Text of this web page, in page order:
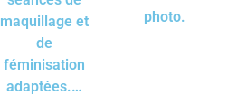
maquillage et
de
féminisation
adaptées.…
photo.